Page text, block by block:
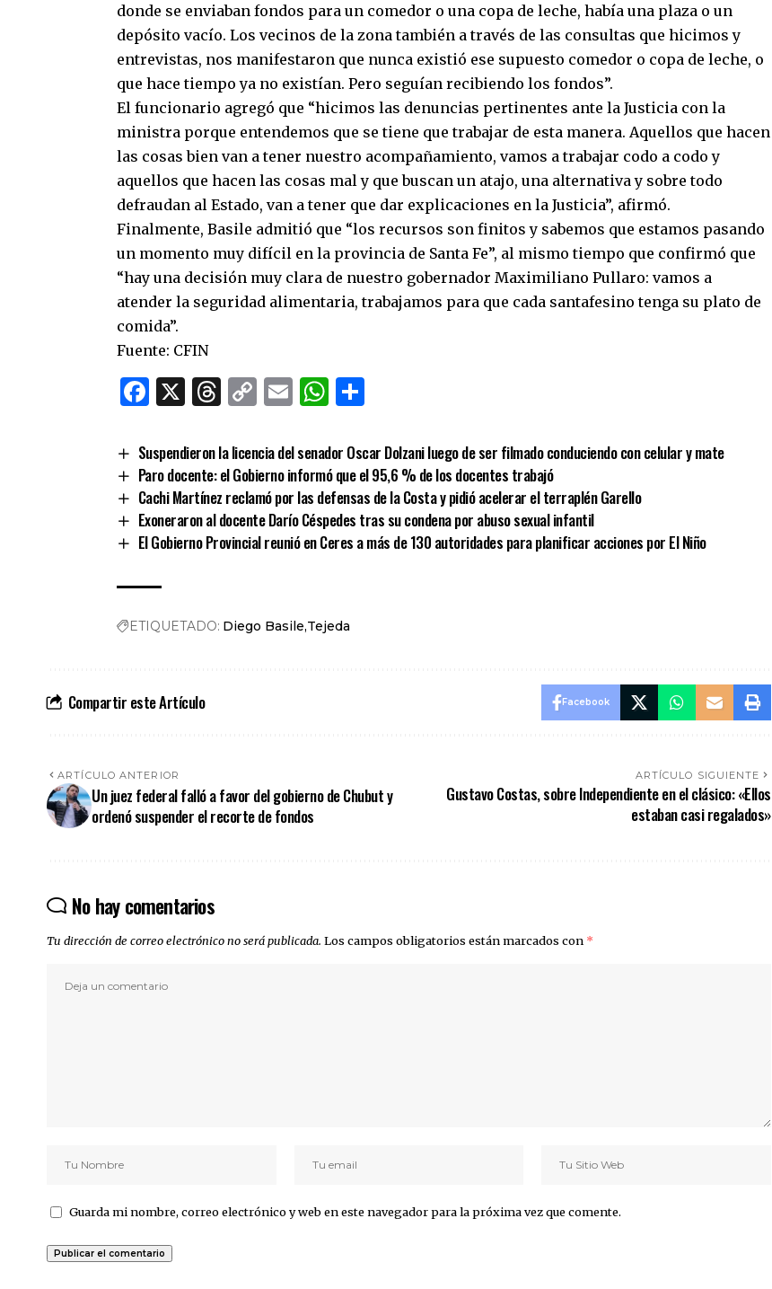
donde se enviaban fondos para un comedor o una copa de leche, había una plaza o un
depósito vacío. Los vecinos de la zona también a través de las consultas que hicimos y
entrevistas, nos manifestaron que nunca existió ese supuesto comedor o copa de leche, o
que hace tiempo ya no existían. Pero seguían recibiendo los fondos”.
El funcionario agregó que “hicimos las denuncias pertinentes ante la Justicia con la
ministra porque entendemos que se tiene que trabajar de esta manera. Aquellos que hacen
las cosas bien van a tener nuestro acompañamiento, vamos a trabajar codo a codo y
aquellos que hacen las cosas mal y que buscan un atajo, una alternativa y sobre todo
defraudan al Estado, van a tener que dar explicaciones en la Justicia”, afirmó.
Finalmente, Basile admitió que “los recursos son finitos y sabemos que estamos pasando
un momento muy difícil en la provincia de Santa Fe”, al mismo tiempo que confirmó que
“hay una decisión muy clara de nuestro gobernador Maximiliano Pullaro: vamos a
atender la seguridad alimentaria, trabajamos para que cada santafesino tenga su plato de
comida”.
Fuente: CFIN
Facebook
X Threads
CopyEmailWhatsApp
Suspendieron la licencia del senador Oscar Dolzani luego de ser filmado conduciendo con celular y mate
Paro docente: el Gobierno informó que el 95,6 % de los docentes trabajó
Cachi Martínez reclamó por las defensas de la Costa y pidió acelerar el terraplén Garello
Exoneraron al docente Darío Céspedes tras su condena por abuso sexual infantil
El Gobierno Provincial reunió en Ceres a más de 130 autoridades para planificar acciones por El Niño
ETIQUETADO: Diego Basile Tejeda
Compartir este Artículo Facebook
ARTÍCULO ANTERIOR
Un juez federal falló a favor del gobierno de Chubut y
ordenó suspender el recorte de fondos
ARTÍCULO SIGUIENTE
Gustavo Costas, sobre Independiente en el clásico: «Ellos
estaban casi regalados»
No hay comentarios
Tu dirección de correo electrónico no será publicada. Los campos obligatorios están marcados con *
Guarda mi nombre, correo electrónico y web en este navegador para la próxima vez que comente.